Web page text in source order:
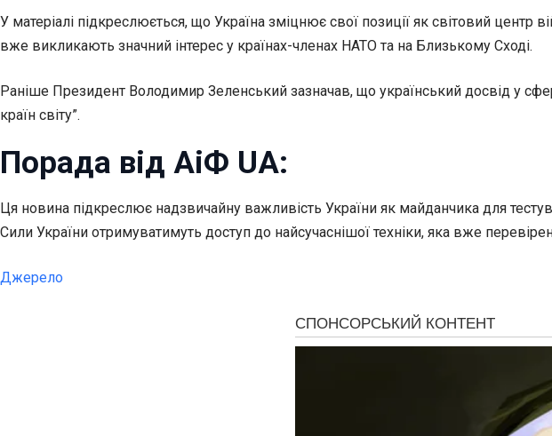
У матеріалі підкреслюється, що Україна зміцнює свої позиції як світовий центр
вже викликають значний інтерес у країнах-членах НАТО та на Близькому Сході.
Раніше Президент Володимир Зеленський зазначав, що український досвід у
країн світу”.
Порада від АіФ UA:
Ця новина підкреслює надзвичайну важливість України як майданчика для
Сили України отримуватимуть доступ до найсучаснішої техніки, яка вже
Джерело